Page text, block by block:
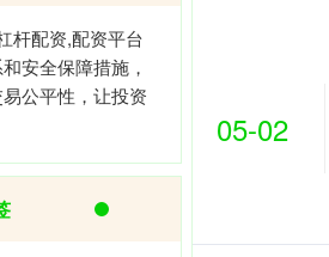
05-02
杆配资,配资平台
安全保障措施，
公平性，让投资